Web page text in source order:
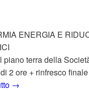
ENERGIA E
piano terra della
2 ore + rinfresco
RISPARMIA
→